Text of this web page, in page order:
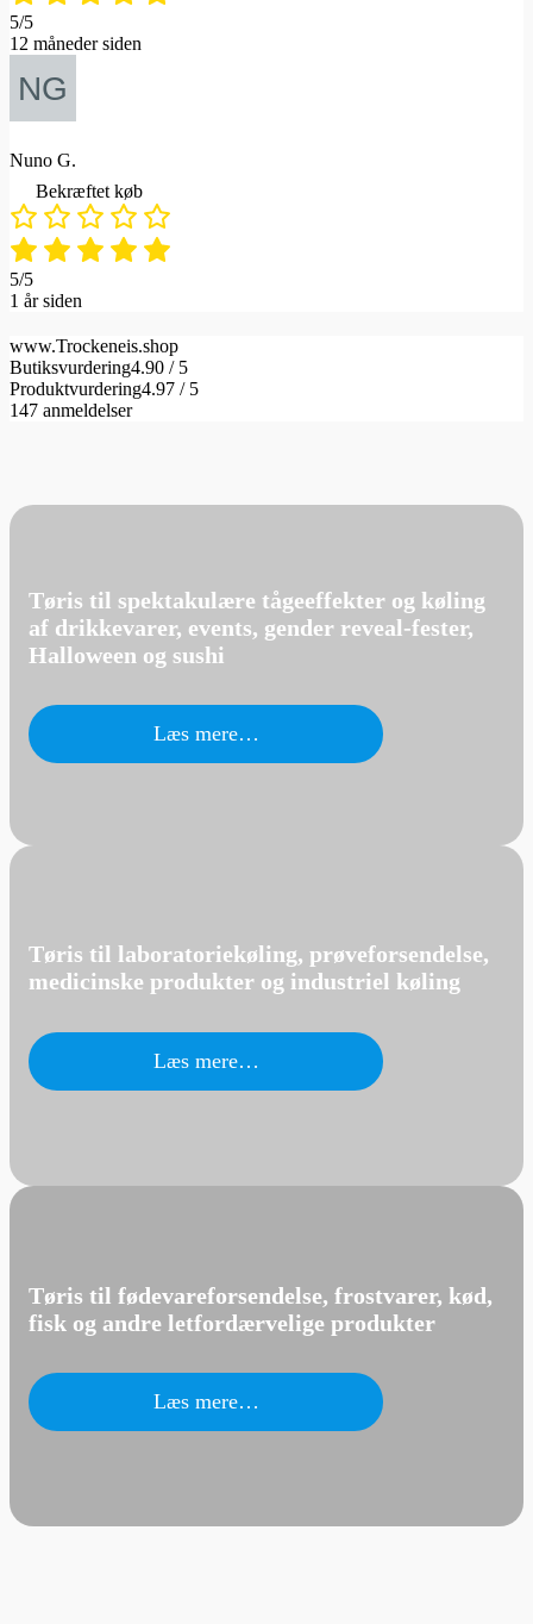
5/5
12 måneder siden
Nuno G.
Bekræftet køb
5/5
1 år siden
www.Trockeneis.shop
Butiksvurdering4.90 / 5
Produktvurdering4.97 / 5
147 anmeldelser
Tøris til spektakulære tågeeffekter og køling
af drikkevarer, events, gender reveal-fester,
Halloween og sushi
Læs mere…
Tøris til laboratoriekøling, prøveforsendelse,
medicinske produkter og industriel køling
Læs mere…
Tøris til fødevareforsendelse, frostvarer, kød,
fisk og andre letfordærvelige produkter
Læs mere…